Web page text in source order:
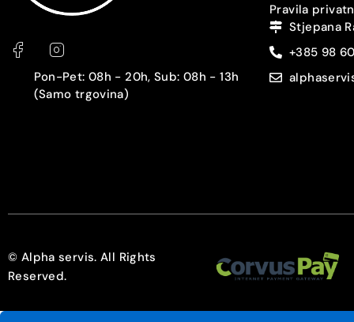
Prepoznavanje lica
USB konektor
Punjač
Pon-Pet: 08h - 20h, Sub: 08h - 13h
(Samo trgovina)
Pravila
Stjepana
+385 98
© Alpha servis. All Rights
Reserved.